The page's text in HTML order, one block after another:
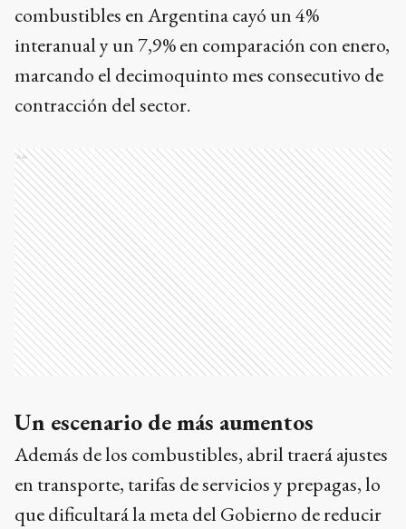
combustibles en Argentina cayó un 4%
interanual y un 7,9% en comparación con enero,
marcando el decimoquinto mes consecutivo de
contracción del sector.
Ads
Un escenario de más aumentos
Además de los combustibles, abril traerá ajustes
en transporte, tarifas de servicios y prepagas, lo
que dificultará la meta del Gobierno de reducir